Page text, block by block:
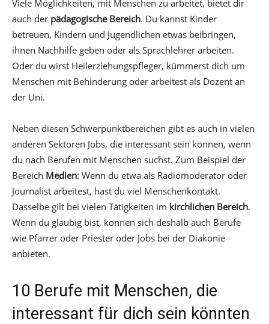
Viele Möglichkeiten, mit Menschen zu arbeitet, bietet dir
auch der pädagogische Bereich. Du kannst Kinder
betreuen, Kindern und Jugendlichen etwas beibringen,
ihnen Nachhilfe geben oder als Sprachlehrer arbeiten.
Oder du wirst Heilerziehungspfleger, kümmerst dich um
Menschen mit Behinderung oder arbeitest als Dozent an
der Uni.
Neben diesen Schwerpunktbereichen gibt es auch in vielen
anderen Sektoren Jobs, die interessant sein können, wenn
du nach Berufen mit Menschen suchst. Zum Beispiel der
Bereich Medien: Wenn du etwa als Radiomoderator oder
Journalist arbeitest, hast du viel Menschenkontakt.
Dasselbe gilt bei vielen Tätigkeiten im kirchlichen Bereich.
Wenn du gläubig bist, können sich deshalb auch Berufe
wie Pfarrer oder Priester oder Jobs bei der Diakonie
anbieten.
10 Berufe mit Menschen, die
interessant für dich sein könnten